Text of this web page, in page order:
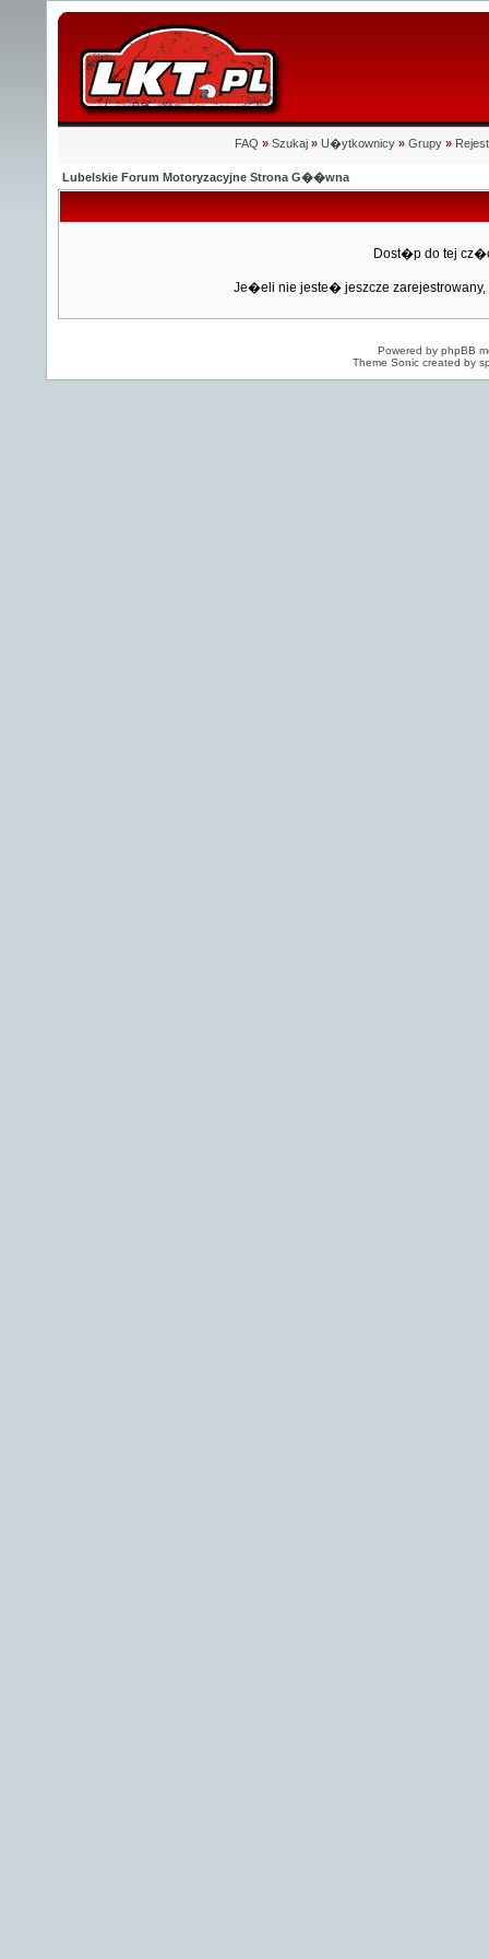
FAQ » Szukaj » U�ytkownicy » Grupy »
Lubelskie Forum Motoryzacyjne Strona G��wna
Dost�p do tej
Je�eli nie jeste� jeszcze
Powered by phpBB
Theme Sonic created by